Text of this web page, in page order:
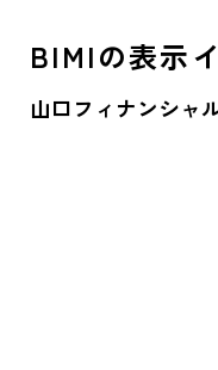
BIMIの表示
山口フィナンシャ